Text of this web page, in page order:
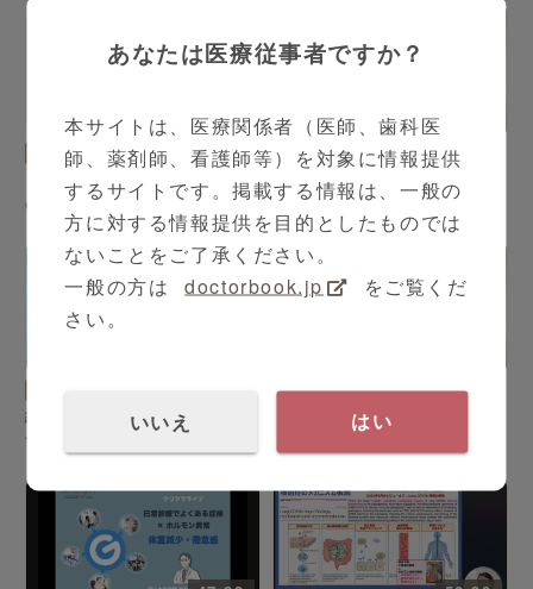
3:08
総合診療科 大塚 文男 先生
コロナ後遺症外来での治療
のいま Part3
総合診療科 大塚 文男 先生
総合内科医が語る新型コロ
ナウイルス感染症の後遺
症 Part1
総合内科医が語る新型コロ
ナウイルス感染症の後遺
総合診療科 大塚 文男 先生
総合内科医が語る新型コロ
ナウイルス感染症の後遺
あなたは医療従事者ですか？
本サイトは、医療関係者（医師、歯科医
師、薬剤師、看護師等）を対象に情報提供
するサイトです。掲載する情報は、一般の
方に対する情報提供を目的としたものでは
ないことをご了承ください。
一般の方は
doctorbook.jp
をご覧くだ
さい。
いいえ はい